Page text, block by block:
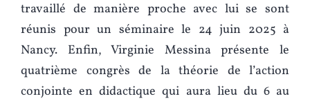
travaillé de manière proche avec lui se sont
réunis pour un séminaire le 24 juin 2025 à
Nancy. Enfin, Virginie Messina présente le
quatrième congrès de la théorie de l’action
conjointe en didactique qui aura lieu du 6 au